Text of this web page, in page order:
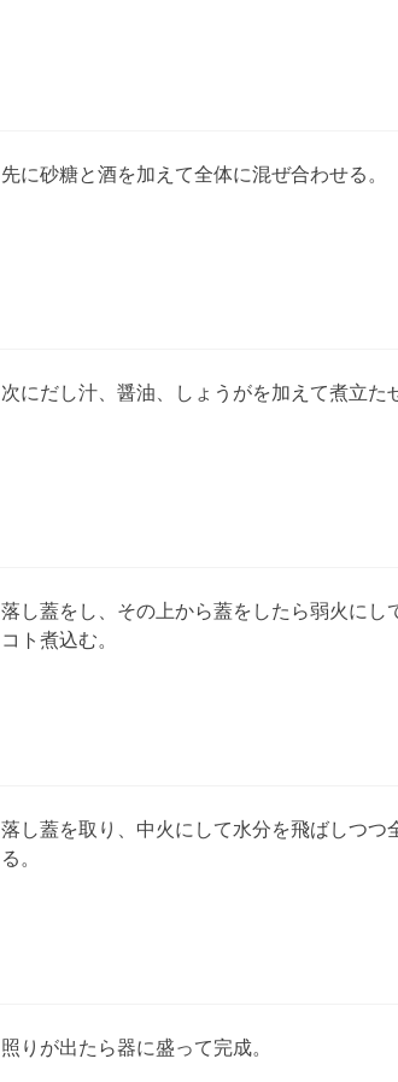
先に砂糖と酒を加えて全体に混ぜ合わせる。
次にだし汁、醤油、しょうがを加えて煮立た
落し蓋をし、その上から蓋をしたら弱火にし
コト煮込む。
落し蓋を取り、中火にして水分を飛ばしつつ
る。
照りが出たら器に盛って完成。